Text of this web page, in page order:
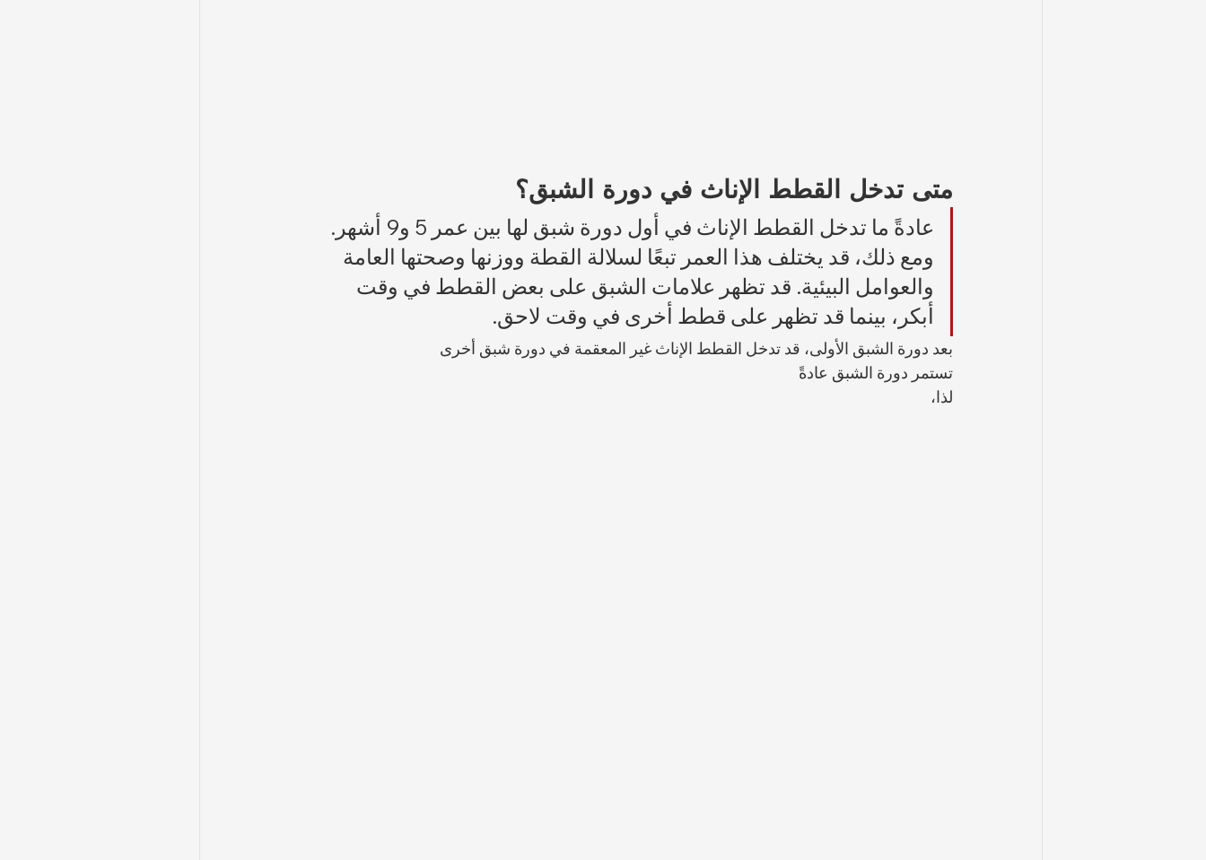
متى تدخل القطط الإناث في دورة الشبق؟
عادةً ما تدخل القطط الإناث في أول دورة شبق لها بين عمر 5 و9 أشهر.
ومع ذلك، قد يختلف هذا العمر تبعًا لسلالة القطة ووزنها وصحتها العامة
والعوامل البيئية. قد تظهر علامات الشبق على بعض القطط في وقت
أبكر، بينما قد تظهر على قطط أخرى في وقت لاحق.
بعد دورة الشبق الأولى، قد تدخل القطط الإناث غير المعقمة في دورة شبق أخرى
تستمر دورة الشبق عادةً
لذا،